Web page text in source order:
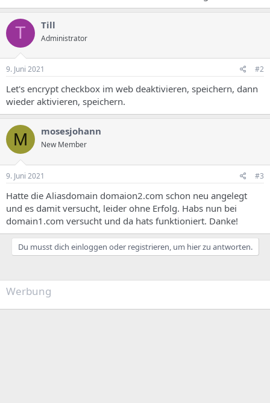
T Till
Administrator
9. Juni 2021 #2
Let's encrypt checkbox im web deaktivieren, speichern, dann
wieder aktivieren, speichern.
M mosesjohann
New Member
9. Juni 2021 #3
Hatte die Aliasdomain domaion2.com schon neu angelegt
und es damit versucht, leider ohne Erfolg. Habs nun bei
domain1.com versucht und da hats funktioniert. Danke!
Du musst dich einloggen oder registrieren, um hier zu antworten.
Werbung